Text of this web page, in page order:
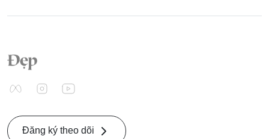
Đăng ký theo dõi